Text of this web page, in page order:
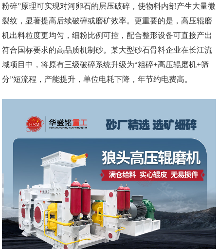
粉碎”原理可实现对河卵石的层压破碎，使物料内部产生大量微
裂纹，显著提高后续破碎或磨矿效率。更重要的是，高压辊磨
机出料粒度更均匀，细粉比例可控，配合整形设备可直接产出
符合国标要求的高品质机制砂。某大型砂石骨料企业在长江流
域项目中，将原有三级破碎系统升级为“粗碎+高压辊磨机+筛
分”短流程，产能提升，单位电耗下降，年节约电费高。